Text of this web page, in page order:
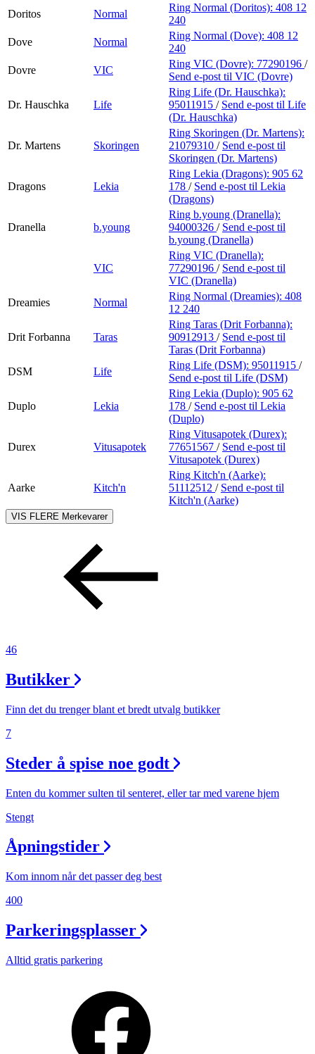
Doritos
Normal
Ring Normal (Doritos): 408 12
240
Dove
Normal
Ring Normal (Dove): 408 12
240
Dovre
VIC
Ring VIC (Dovre): 77290196 /
Send e-post til VIC (Dovre)
Dr. Hauschka Life
Ring Life (Dr. Hauschka):
95011915 / Send e-post til Life
(Dr. Hauschka)
Dr. Martens Skoringen
Ring Skoringen (Dr. Martens):
21079310 / Send e-post til
Skoringen (Dr. Martens)
Dragons Lekia
Ring Lekia (Dragons): 905 62
178 / Send e-post til Lekia
(Dragons)
Dranella b.young
Ring b.young (Dranella):
94000326 / Send e-post til
b.young (Dranella)
VIC
Ring VIC (Dranella):
77290196 / Send e-post til
VIC (Dranella)
Dreamies
Normal
Ring Normal (Dreamies): 408
12 240
Drit Forbanna Taras
Ring Taras (Drit Forbanna):
90912913 / Send e-post til
Taras (Drit Forbanna)
DSM
Life
Ring Life (DSM): 95011915 /
Send e-post til Life (DSM)
Duplo Lekia
Ring Lekia (Duplo): 905 62
178 / Send e-post til Lekia
(Duplo)
Durex Vitusapotek
Ring Vitusapotek (Durex):
77651567 / Send e-post til
Vitusapotek (Durex)
Aarke Kitch'n
Ring Kitch'n (Aarke):
51112512 / Send e-post til
Kitch'n (Aarke)
VIS FLERE Merkevarer
46
Butikker
Finn det du trenger blant et bredt utvalg butikker
7
Steder å spise noe godt
Enten du kommer sulten til senteret, eller tar med varene hjem
Stengt
Åpningstider
Kom innom når det passer deg best
400
Parkeringsplasser
Alltid gratis parkering